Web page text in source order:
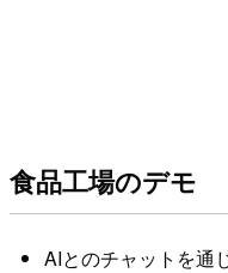
食品工場のデモ
AIとのチャットを通